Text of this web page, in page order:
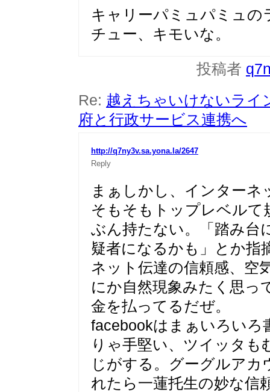
キャリーパミュパミュの
チュー、キモいな。
投稿者
Re: 越えちゃいけないラ
府と行政サービス連携へ
http://q7ny3v.sa.yona.la/2647
Reply
まぁしかし、インター
そもそもトップレベルて
ぶん持たない。「踏み台
疑者になるかも」とか指
ネット伝達の信頼感、空
にか自然現象みたく思っ
金を払ってるだぜ。
facebookはまぁいろいろ
りゃ手堅い、ツイッタも
じがする。グーグルア
れたら一蓮托生の妙な信